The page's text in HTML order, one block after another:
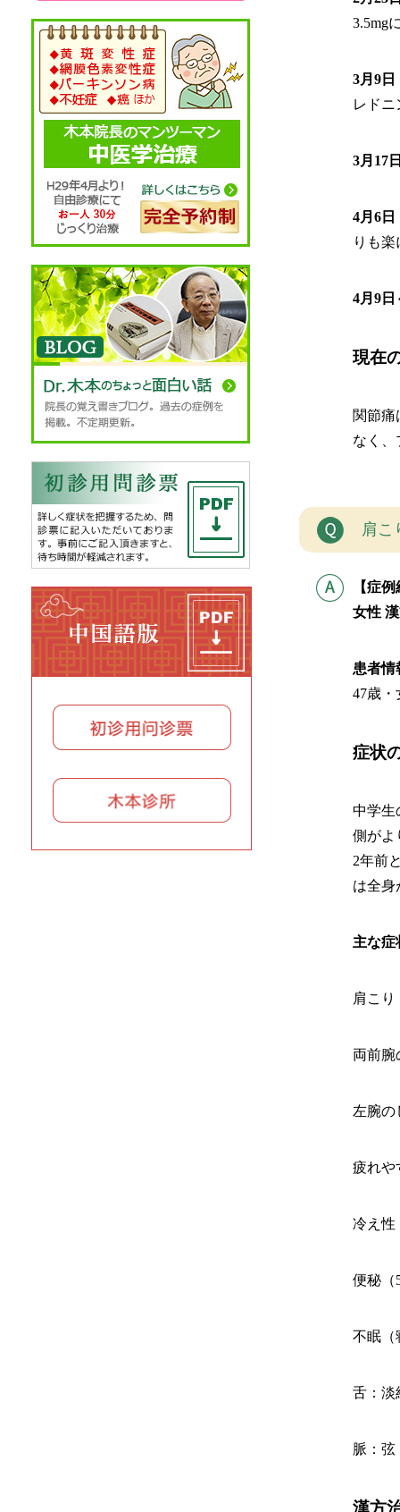
3.5mg
3月9日
レドニ
3月17
4月6日
りも楽
4月9日
現在
関節痛
なく、
肩こ
【症
女性
患者情
47歳・
症状
中学生
側がよ
2年前
は全身
主な症
肩こ
両前腕
左腕の
疲れや
冷え性
便秘（
不眠（
舌：淡
脈：弦
漢方